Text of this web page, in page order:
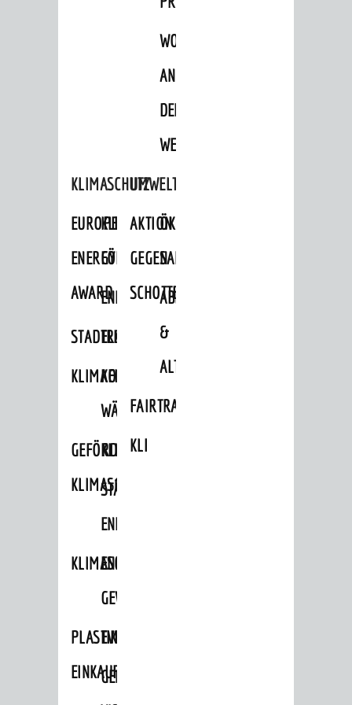
WOHNBEBAUUNG
AN
DER
WEINBERGSTRASSE
KLIMASCHUTZ
EUROPEAN
ENERGY
AWARD
KLIMASCHUTZ-
FÖRDERPROGRAMME
ENERGIEBERATUNG
STADTRADELN
ELEKTROMOBILITÄTSBERATUNG
KLIMAFITKOMMUNALE
WÄRMEPLANUNG
GEFÖRDERTE
KLIMASCHUTZMASSNAHMEN
KLIMASCHUTZKONZEPT
STÄDTISCHES
ENERGIEMANAGEMENT
KLIMASCHUTZKOMMISSION
ENERGIEKARAWANE
GEWERBE
PLASTIKTÜTENFREIE
EINKAUFSSTADT
EVENTS
GEMEINSAME
UMWELTSCHUTZ
AKTION
GEGEN
SCHOTTERGÄRTEN
ÖKOLOGISCHE
SANIERUNG/WAIDSEE
ABFALL
&
ALTLASTEN
FAIRTRADE
KLEIDERTAUSCHBÖRSE